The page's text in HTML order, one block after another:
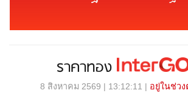
ราคาทอง
8 สิงหาคม 2569 | 13:12:11 | อยู่ในช่ว